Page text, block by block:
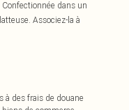
dans un
Associez-la à
à des frais de douane